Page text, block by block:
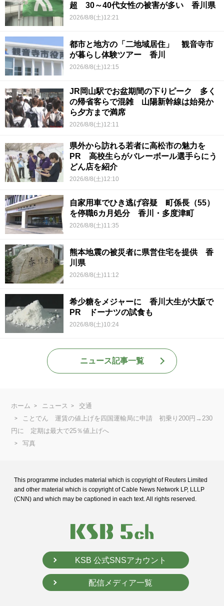
超 30～40代女性の被害が多い 香川県
2026/8/8(土)12:21
都市と地方の「二地域居住」 観音寺市
が暮らし体験ツアー 香川
2026/8/8(土)12:15
JR岡山駅でお盆期間の下りピーク 多く
の帰省客らで混雑 山陽新幹線は始発か
ら夕方まで満席
2026/8/8(土)12:11
県外から訪れる若者に高松市の魅力を
PR 高校生らがバレーボール選手らにう
どん店を紹介
2026/8/8(土)12:10
自家用車でひき逃げ容疑 町係長（55）
を停職6カ月処分 香川・多度津町
2026/8/8(土)11:35
熊本地震の被災者に県営住宅を提供 香
川県
2026/8/8(土)11:12
希少糖をメジャーに 香川大生が大阪で
PR ドーナツの試食も
2026/8/8(土)10:24
ニュース記事一覧
ホーム ニュース
交通
ことでん 運賃の値上げを四国運輸局に申請 初乗り200円→230
円に 定期は最大で25％値上げへ
写真
This programme includes material which is copyright of Reuters Limited
and other material which is copyright of Cable News Network LP, LLLP
(CNN) and which may be captioned in each text. All rights reserved.
KSB 公式SNSアカウント
配信メディア一覧